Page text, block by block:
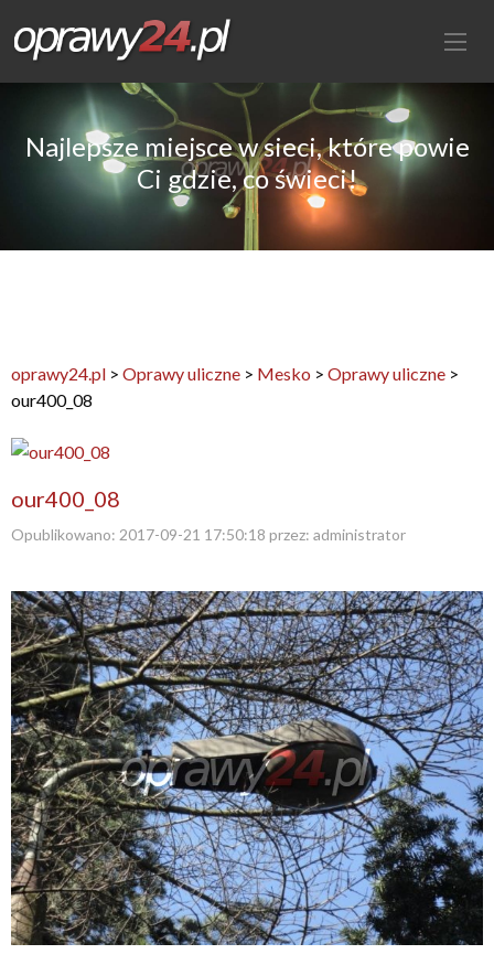
Najlepsze miejsce w sieci, które powie
Ci gdzie, co świeci!
oprawy24.pl > Oprawy uliczne > Mesko > Oprawy uliczne >
our400_08
our400_08
Opublikowano: 2017-09-21 17:50:18 przez: administrator